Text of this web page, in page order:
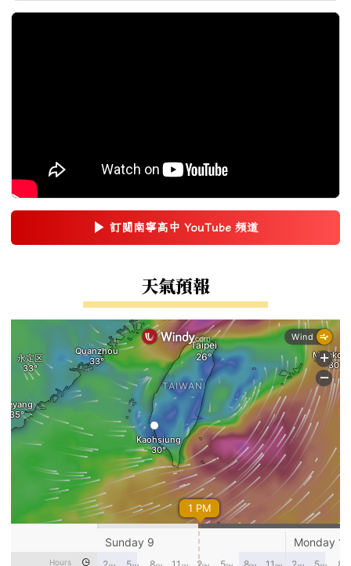
▶ 訂閱南寧高中 YouTube 頻道
(另開新視窗)
天氣預報